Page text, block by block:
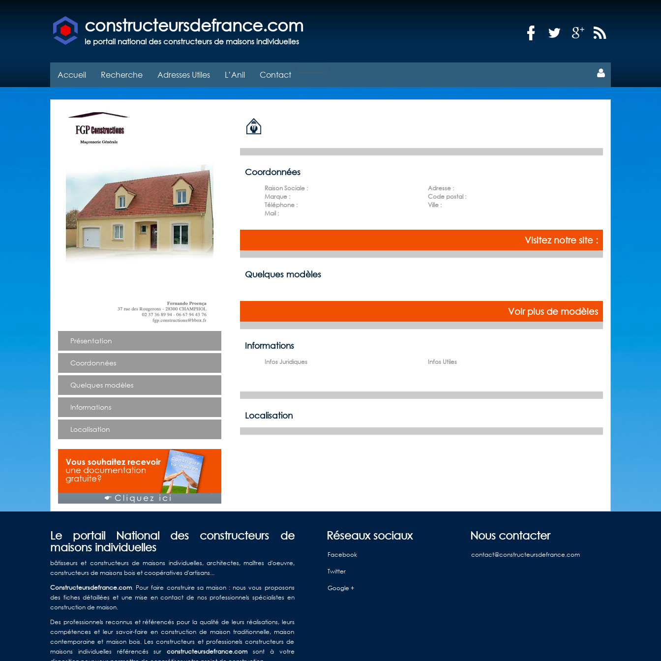
constructeursdefrance.com
le portail national des constructeurs de maisons individuelles
Accueil Recherche Adresses Utiles L’Anil Contact
Présentation
Coordonnées
Quelques modèles
Informations
Localisation
Coordonnées
Raison Sociale :
Marque :
Téléphone :
Mail :
Adresse :
Code postal :
Ville :
Visitez notre site :
Quelques modèles
Voir plus de modèles
Informations
Infos Juridiques Infos Utiles
Localisation
Le portail National des constructeurs de
maisons individuelles
bâtisseurs et constructeurs de maisons individuelles, architectes, maîtres d'oeuvre,
constructeurs de maisons bois et coopératives d'artisans...
Constructeursdefrance.com. Pour faire construire sa maison : nous vous proposons
des fiches détaillées et une mise en contact de nos professionnels spécialistes en
construction de maison.
Des professionnels reconnus et référencés pour la qualité de leurs réalisations, leurs
compétences et leur savoir-faire en construction de maison traditionnelle, maison
contemporaine et maison bois. Les constructeurs et professionels constructeurs de
maisons individuelles référencés surconstructeursdefrance.com sont à votre
Réseaux sociaux
Facebook
Twitter
Google +
Nous contacter
contact@constructeursdefrance.com